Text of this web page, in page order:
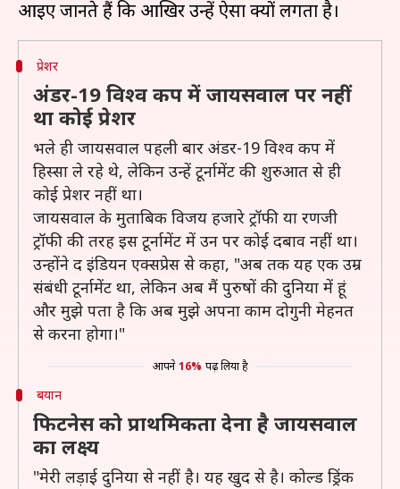
प्रेशर
अंडर-19 विश्व कप में जायसवाल पर नहीं
था कोई प्रेशर
भले ही जायसवाल पहली बार अंडर-19 विश्व कप में
हिस्सा ले रहे थे, लेकिन उन्हें टूर्नामेंट की शुरुआत से ही
कोई प्रेशर नहीं था।
जायसवाल के मुताबिक विजय हजारे ट्रॉफी या रणजी
ट्रॉफी की तरह इस टूर्नामेंट में उन पर कोई दबाव नहीं था।
उन्होंने द इंडियन एक्सप्रेस से कहा, "अब तक यह एक उम्र
संबंधी टूर्नामेंट था, लेकिन अब मैं पुरुषों की दुनिया में हूं
और मुझे पता है कि अब मुझे अपना काम दोगुनी मेहनत
से करना होगा।"
आपने 16% पढ़ लिया है
बयान
फिटनेस को प्राथमिकता देना है जायसवाल
का लक्ष्य
"मेरी लड़ाई दुनिया से नहीं है। यह खुद से है। कोल्ड ड्रिंक